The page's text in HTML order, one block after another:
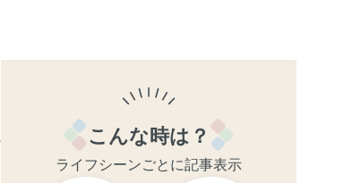
こんな時は？
ライフシーンごとに記事表示